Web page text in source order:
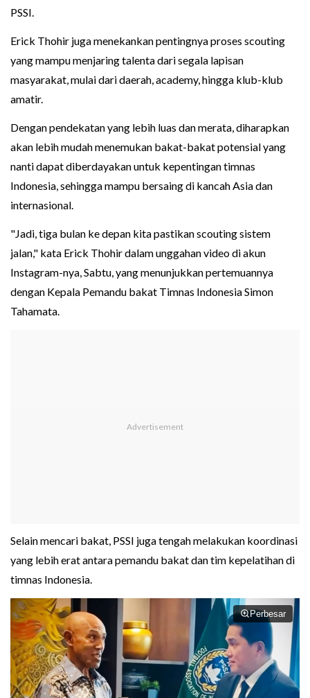
PSSI.
Erick Thohir juga menekankan pentingnya proses scouting
yang mampu menjaring talenta dari segala lapisan
masyarakat, mulai dari daerah, academy, hingga klub-klub
amatir.
Dengan pendekatan yang lebih luas dan merata, diharapkan
akan lebih mudah menemukan bakat-bakat potensial yang
nanti dapat diberdayakan untuk kepentingan timnas
Indonesia, sehingga mampu bersaing di kancah Asia dan
internasional.
"Jadi, tiga bulan ke depan kita pastikan scouting sistem
jalan," kata Erick Thohir dalam unggahan video di akun
Instagram-nya, Sabtu, yang menunjukkan pertemuannya
dengan Kepala Pemandu bakat Timnas Indonesia Simon
Tahamata.
Selain mencari bakat, PSSI juga tengah melakukan koordinasi
yang lebih erat antara pemandu bakat dan tim kepelatihan di
timnas Indonesia.
Perbesar